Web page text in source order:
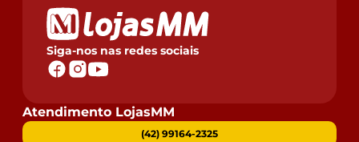
Siga-nos nas redes sociais
Atendimento LojasMM
(42) 99164-2325